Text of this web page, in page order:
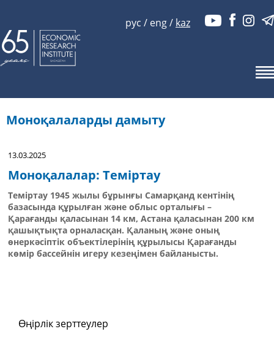
рус / eng/ kaz
Моноқалаларды дамыту
13.03.2025
Моноқалалар: Теміртау
Теміртау 1945 жылы бұрынғы Самарқанд кентінің
базасында құрылған және облыс орталығы –
Қарағанды қаласынан 14 км, Астана қаласынан 200 км
қашықтықта орналасқан. Қаланың және оның
өнеркәсіптік объектілерінің құрылысы Қарағанды
көмір бассейнін игеру кезеңімен байланысты.
Өңірлік зерттеулер